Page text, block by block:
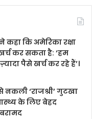
कि अमेरिका रक्षा
कर सकता है: ‘हम
पैसे खर्च कर रहे हैं’।
नकली ‘राजश्री’ गुटखा
के लिए बेहद